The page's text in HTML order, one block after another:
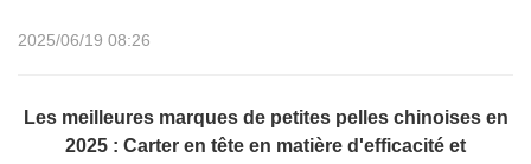
2025/06/19 08:26
Les meilleures marques de petites pelles chinoises en
2025 : Carter en tête en matière d'efficacité et